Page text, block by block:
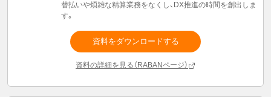
替払いや煩雑な精算業務をなくし、DX推進の時間を創出しま
す。
資料をダウンロードする
資料の詳細を見る（RABANページ）